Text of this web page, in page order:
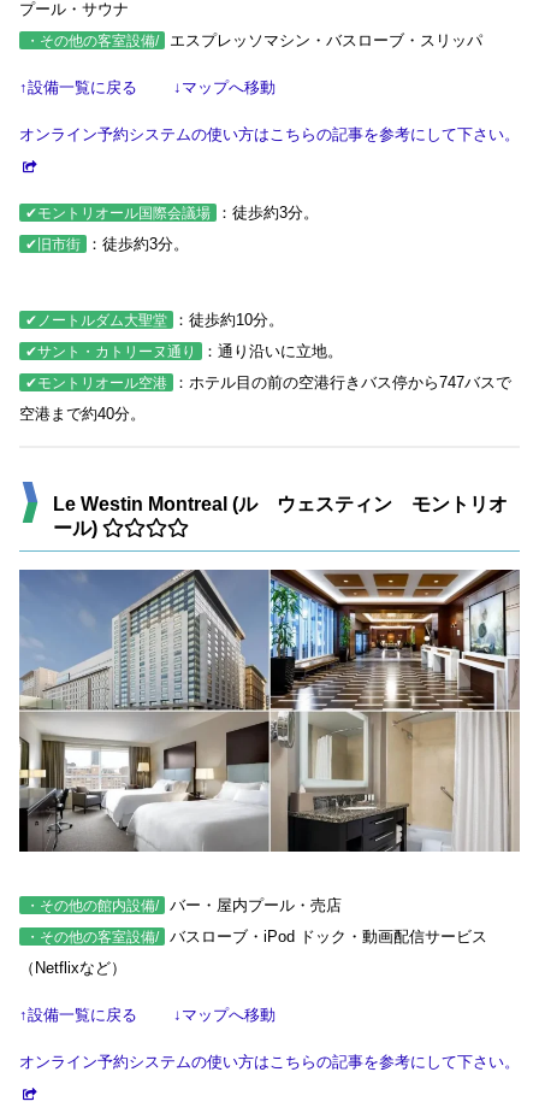
プール・サウナ
・その他の客室設備/ エスプレッソマシン・バスローブ・スリッパ
↑設備一覧に戻る ↓マップへ移動
オンライン予約システムの使い方はこちらの記事を参考にして下さい。
✔モントリオール国際会議場 ：徒歩約3分。
✔旧市街 ：徒歩約3分。
✔ノートルダム大聖堂 ：徒歩約10分。
✔サント・カトリーヌ通り ：通り沿いに立地。
✔モントリオール空港
：ホテル目の前の空港行きバス停から747バスで
空港まで約40分。
Le Westin Montreal (ル ウェスティン モントリオ
ール)
・その他の館内設備/ バー・屋内プール・売店
・その他の客室設備/
バスローブ・iPod ドック・動画配信サービス
（Netflixなど）
↑設備一覧に戻る ↓マップへ移動
オンライン予約システムの使い方はこちらの記事を参考にして下さい。